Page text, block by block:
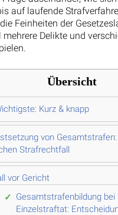
auf laufende
Feinheiten der
Delikte und
Übersicht
Kurz & knapp
von
Strafrechtfall
vor Gericht
Gesamtstrafenbildung bei
Einzelstraftat: